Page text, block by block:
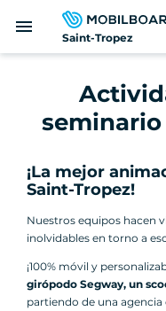
Saint-Tropez
menu
seminario
¡La mejor
Saint-Tropez!
Nuestros equipos hacen
inolvidables en torno a
¡100% móvil y
girópodo Segway, un
partiendo de una agencia